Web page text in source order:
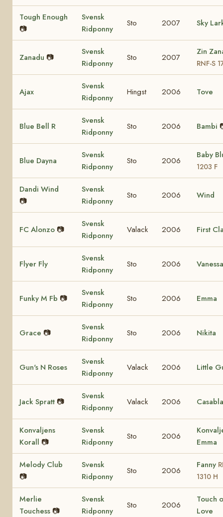
Tough Enough
📷
Svensk
Ridponny
Sto 2007 Sky
Zanadu 📷
Svensk
Ridponny
Sto 2007
Zin
RNF-S
Ajax
Svensk
Ridponny
Hingst 2006 Tove
Blue Bell R
Svensk
Ridponny
Sto 2006 Bambi
Blue Dayna
Svensk
Ridponny
Sto 2006
Baby
1203 F
Dandi Wind
📷
Svensk
Ridponny
Sto 2006 Wind
FC Alonzo 📷
Svensk
Ridponny
Valack 2006 First
Flyer Fly
Svensk
Ridponny
Sto 2006 Vanessa
Funky M Fb 📷
Svensk
Ridponny
Sto 2006 Emma
Grace 📷
Svensk
Ridponny
Sto 2006 Nikita
Gun's N Roses
Svensk
Ridponny
Valack 2006 Little
Jack Spratt 📷
Svensk
Ridponny
Valack 2006
Konvaljens
Korall 📷
Svensk
Ridponny
Sto 2006
Emma
Melody Club
📷
Svensk
Ridponny
Sto 2006
Fanny
1310 H
Merlie
Touchess 📷
Svensk
Ridponny
Sto 2006
Touch
Love